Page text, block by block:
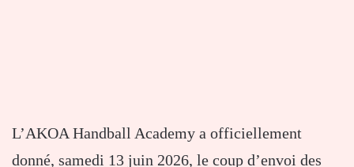
L’AKOA Handball Academy a officiellement
donné, samedi 13 juin 2026, le coup d’envoi des